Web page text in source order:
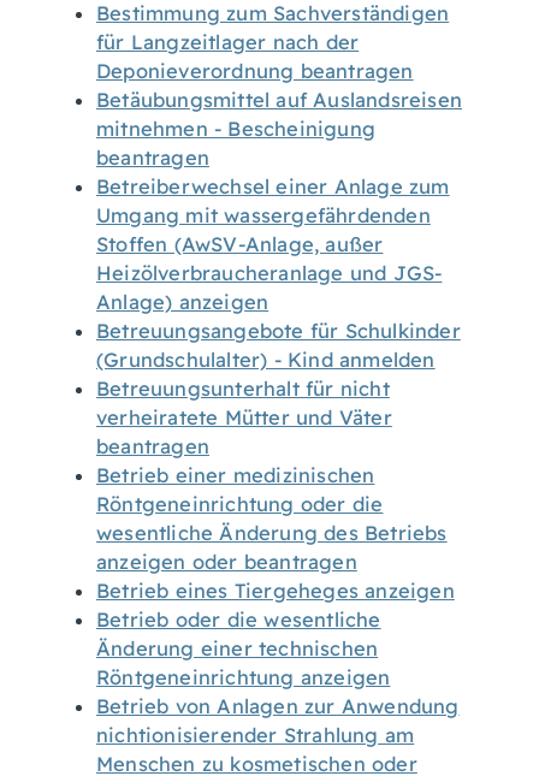
Bestimmung zum Sachverständigen
für Langzeitlager nach der
Deponieverordnung beantragen
Betäubungsmittel auf Auslandsreisen
mitnehmen - Bescheinigung
beantragen
Betreiberwechsel einer Anlage zum
Umgang mit wassergefährdenden
Stoffen (AwSV-Anlage, außer
Heizölverbraucheranlage und JGS-
Anlage) anzeigen
Betreuungsangebote für Schulkinder
(Grundschulalter) - Kind anmelden
Betreuungsunterhalt für nicht
verheiratete Mütter und Väter
beantragen
Betrieb einer medizinischen
Röntgeneinrichtung oder die
wesentliche Änderung des Betriebs
anzeigen oder beantragen
Betrieb eines Tiergeheges anzeigen
Betrieb oder die wesentliche
Änderung einer technischen
Röntgeneinrichtung anzeigen
Betrieb von Anlagen zur Anwendung
nichtionisierender Strahlung am
Menschen zu kosmetischen oder